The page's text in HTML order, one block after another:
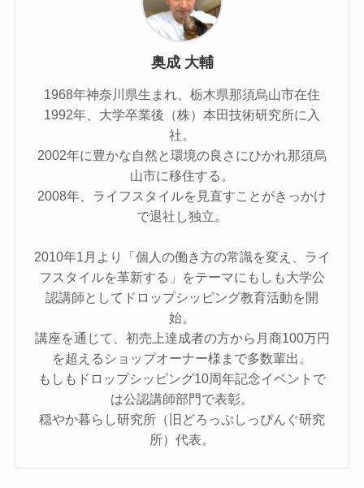
奥成 大輔
1968年神奈川県生まれ、栃木県那須烏山市在住
1992年、大学卒業後（株）本田技術研究所に入
社。
2002年に豊かな自然と環境の良さにひかれ那須烏
山市に移住する。
2008年、ライフスタイルを見直すことがきっかけ
で退社し独立。
2010年1月より「個人の働き方の常識を変え、ライ
フスタイルを革新する」をテーマにもしも大学公
認講師としてドロップシッピング教育活動を開
始。
講座を通じて、初売上達成者の方から月商100万円
を超えるショップオーナー様まで多数輩出。
もしもドロップシッピング10周年記念イベントで
は公認講師部門で表彰。
穏やか暮らし研究所（旧どろっぷしっぴんぐ研究
所）代表。